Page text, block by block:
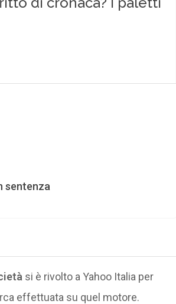
sentenza
si è rivolto a Yahoo Italia per
effettuata su quel motore.